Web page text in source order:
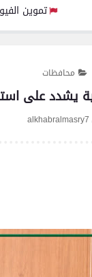
تموين الفيوم ضبط 500 لتر لبن فاسد وغير صالح للاستهلاك الآدمى قبل طرحه بالأسواق
محافظات
يشدد على
alkhabralmasry7